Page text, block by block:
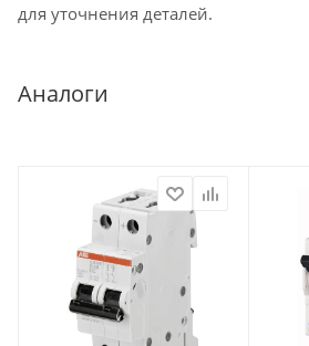
для уточнения деталей.
Аналоги